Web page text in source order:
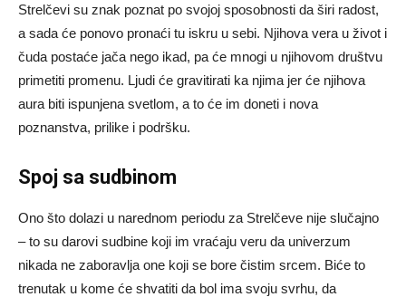
Strelčevi su znak poznat po svojoj sposobnosti da širi radost,
a sada će ponovo pronaći tu iskru u sebi. Njihova vera u život i
čuda postaće jača nego ikad, pa će mnogi u njihovom društvu
primetiti promenu. Ljudi će gravitirati ka njima jer će njihova
aura biti ispunjena svetlom, a to će im doneti i nova
poznanstva, prilike i podršku.
Spoj sa sudbinom
Ono što dolazi u narednom periodu za Strelčeve nije slučajno
– to su darovi sudbine koji im vraćaju veru da univerzum
nikada ne zaboravlja one koji se bore čistim srcem. Biće to
trenutak u kome će shvatiti da bol ima svoju svrhu, da